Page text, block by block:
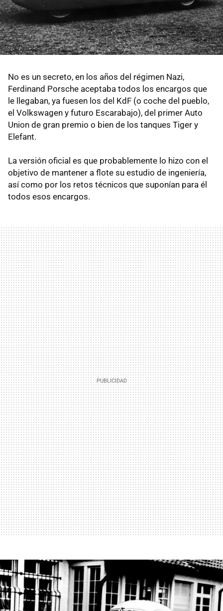
No es un secreto, en los años del régimen Nazi,
Ferdinand Porsche aceptaba todos los encargos que
le llegaban, ya fuesen los del KdF (o coche del pueblo,
el Volkswagen y futuro Escarabajo), del primer Auto
Union de gran premio o bien de los tanques Tiger y
Elefant.
La versión oficial es que probablemente lo hizo con el
objetivo de mantener a flote su estudio de ingeniería,
así como por los retos técnicos que suponían para él
todos esos encargos.